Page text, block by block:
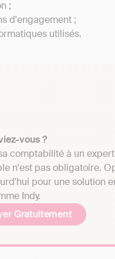
;
d'engagement ;
utilisés.
vous ?
comptabilité à un
n'est pas obligatoire.
pour une solution
Indy.
Gratuitement